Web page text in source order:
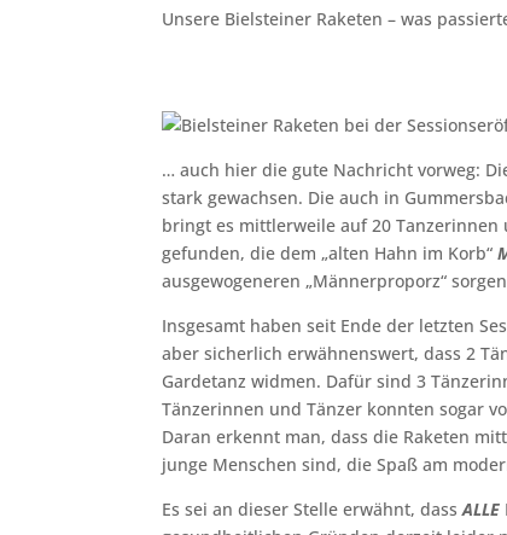
Unsere Bielsteiner Raketen – was
… auch hier die gute Nachricht vorweg:
stark gewachsen. Die auch in
bringt es mittlerweile auf 20 Tanzerinnen
gefunden, die dem „alten Hahn im Korb“
ausgewogeneren „Männerproporz“
Insgesamt haben seit Ende der letzten
aber sicherlich erwähnenswert, dass 2
Gardetanz widmen. Dafür sind 3
Tänzerinnen und Tänzer konnten sogar
Daran erkennt man, dass die Raketen
junge Menschen sind, die Spaß am
Es sei an dieser Stelle erwähnt, dassALLE